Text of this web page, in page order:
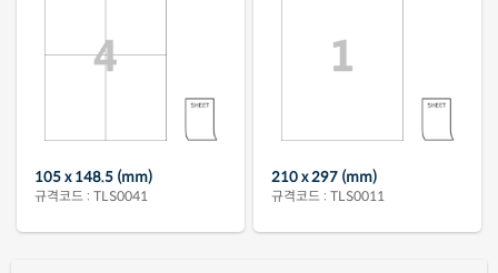
105 x 148.5 (mm)
규격코드 : TLS0041
210 x 297 (mm)
규격코드 : TLS0011